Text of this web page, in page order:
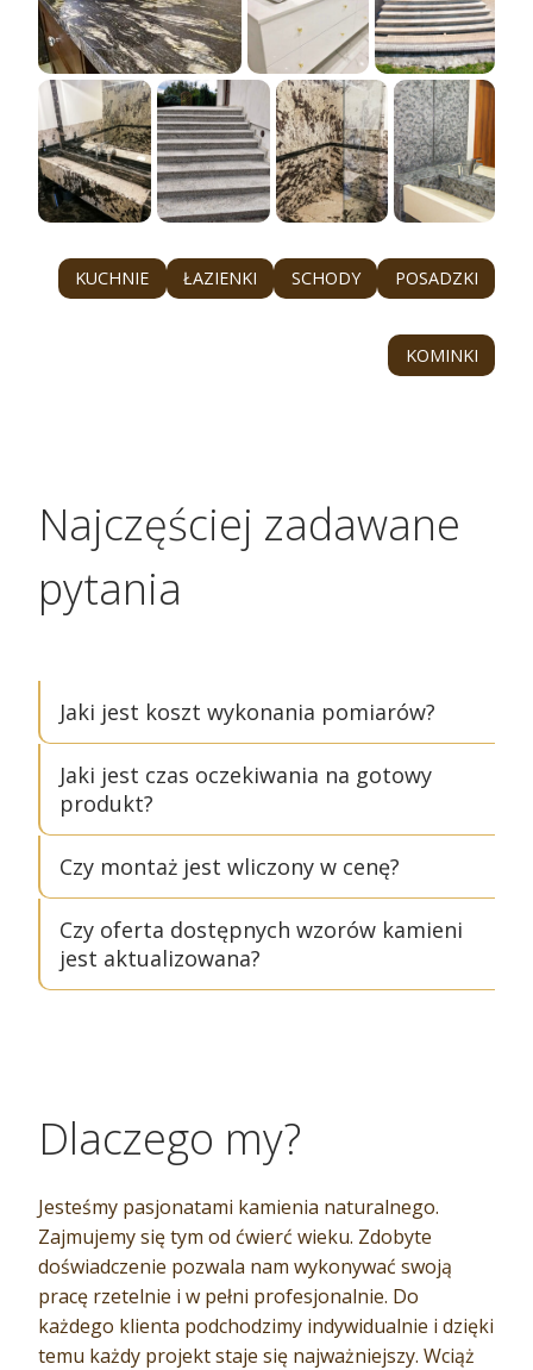
KUCHNIE ŁAZIENKI SCHODY POSADZKI
KOMINKI
Najczęściej zadawane
pytania
Jaki jest koszt wykonania pomiarów?
Jaki jest czas oczekiwania na gotowy
produkt?
Czy montaż jest wliczony w cenę?
Czy oferta dostępnych wzorów kamieni
jest aktualizowana?
Dlaczego my?
Jesteśmy pasjonatami kamienia naturalnego.
Zajmujemy się tym od ćwierć wieku. Zdobyte
doświadczenie pozwala nam wykonywać swoją
pracę rzetelnie i w pełni profesjonalnie. Do
każdego klienta podchodzimy indywidualnie i dzięki
temu każdy projekt staje się najważniejszy. Wciąż